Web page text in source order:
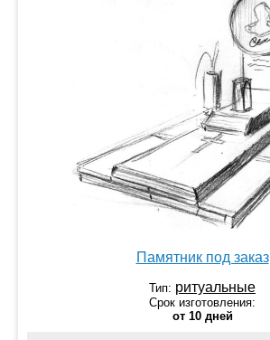
Памятник под заказ
Тип: ритуальные
Срок изготовления:
от 10 дней